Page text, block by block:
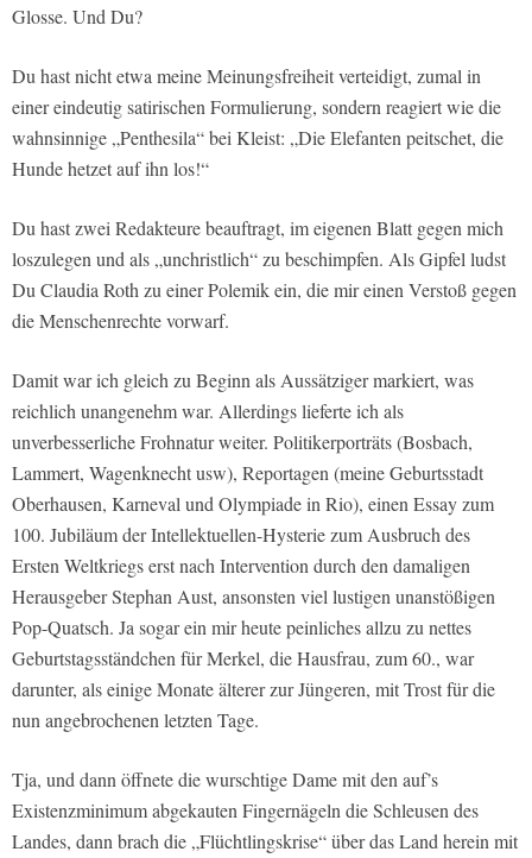
Glosse. Und Du?
Du hast nicht etwa meine Meinungsfreiheit verteidigt, zumal in
einer eindeutig satirischen Formulierung, sondern reagiert wie die
wahnsinnige „Penthesila“ bei Kleist: „Die Elefanten peitschet, die
Hunde hetzet auf ihn los!“
Du hast zwei Redakteure beauftragt, im eigenen Blatt gegen mich
loszulegen und als „unchristlich“ zu beschimpfen. Als Gipfel ludst
Du Claudia Roth zu einer Polemik ein, die mir einen Verstoß gegen
die Menschenrechte vorwarf.
Damit war ich gleich zu Beginn als Aussätziger markiert, was
reichlich unangenehm war. Allerdings lieferte ich als
unverbesserliche Frohnatur weiter. Politikerporträts (Bosbach,
Lammert, Wagenknecht usw), Reportagen (meine Geburtsstadt
Oberhausen, Karneval und Olympiade in Rio), einen Essay zum
100. Jubiläum der Intellektuellen-Hysterie zum Ausbruch des
Ersten Weltkriegs erst nach Intervention durch den damaligen
Herausgeber Stephan Aust, ansonsten viel lustigen unanstößigen
Pop-Quatsch. Ja sogar ein mir heute peinliches allzu zu nettes
Geburtstagsständchen für Merkel, die Hausfrau, zum 60., war
darunter, als einige Monate älterer zur Jüngeren, mit Trost für die
nun angebrochenen letzten Tage.
Tja, und dann öffnete die wurschtige Dame mit den auf’s
Existenzminimum abgekauten Fingernägeln die Schleusen des
Landes, dann brach die „Flüchtlingskrise“ über das Land herein mit